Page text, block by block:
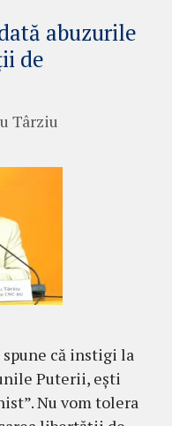
abuzurile
de
Târziu
că instigi la
Puterii, ești
Nu vom tolera